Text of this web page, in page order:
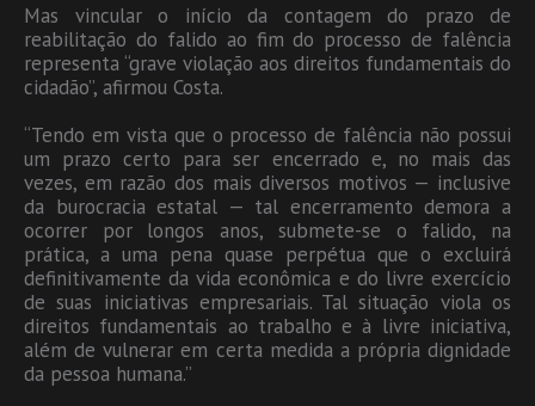
Mas vincular o início da contagem do prazo de
reabilitação do falido ao fim do processo de falência
representa “grave violação aos direitos fundamentais do
cidadão”, afirmou Costa.
“Tendo em vista que o processo de falência não possui
um prazo certo para ser encerrado e, no mais das
vezes, em razão dos mais diversos motivos — inclusive
da burocracia estatal — tal encerramento demora a
ocorrer por longos anos, submete-se o falido, na
prática, a uma pena quase perpétua que o excluirá
definitivamente da vida econômica e do livre exercício
de suas iniciativas empresariais. Tal situação viola os
direitos fundamentais ao trabalho e à livre iniciativa,
além de vulnerar em certa medida a própria dignidade
da pessoa humana.”